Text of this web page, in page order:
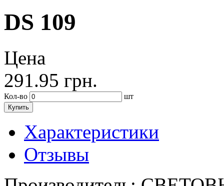
DS 109
Цена
291.95 грн.
Кол-во шт
Купить
Характеристики
Отзывы